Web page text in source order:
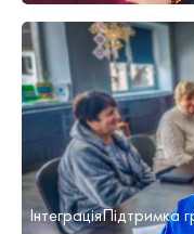
ІнтеграціяПідтримка